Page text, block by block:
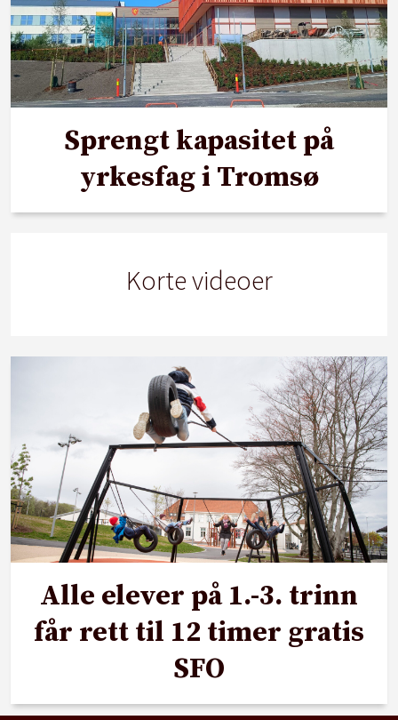
Sprengt kapasitet på
yrkesfag i Tromsø
Korte videoer
Alle elever på 1.-3. trinn
får rett til 12 timer gratis
SFO